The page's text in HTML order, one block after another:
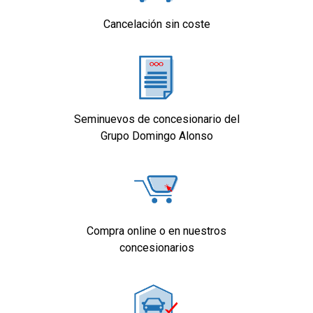
Cancelación sin coste
Seminuevos de concesionario del
Grupo Domingo Alonso
Compra online o en nuestros
concesionarios